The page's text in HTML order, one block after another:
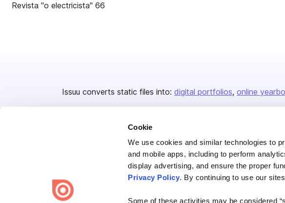
Cookie
We use cookies and similar technologies to
and mobile apps, including to perform
display advertising, and ensure the proper
Privacy Policy. By continuing to use our
Some of these activities may be considered
Revista "o electricista" 66
Issuu converts static files into: digital portfolios online
Create once,